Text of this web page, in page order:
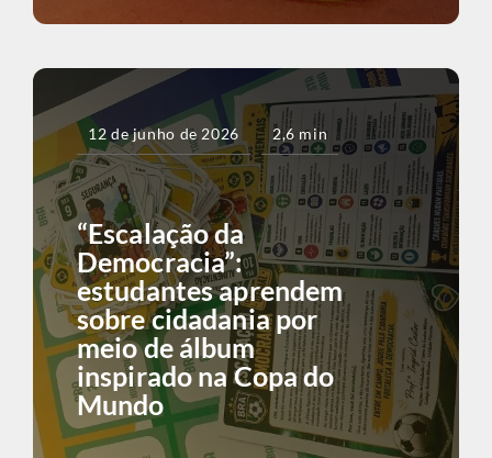
12 de junho de 2026 2,6 min
“Escalação da
Democracia”:
estudantes aprendem
sobre cidadania por
meio de álbum
inspirado na Copa do
Mundo